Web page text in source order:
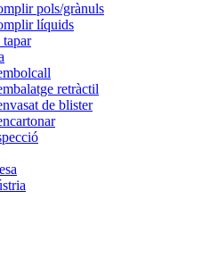
pols/grànuls
líquids
retràctil
de blister